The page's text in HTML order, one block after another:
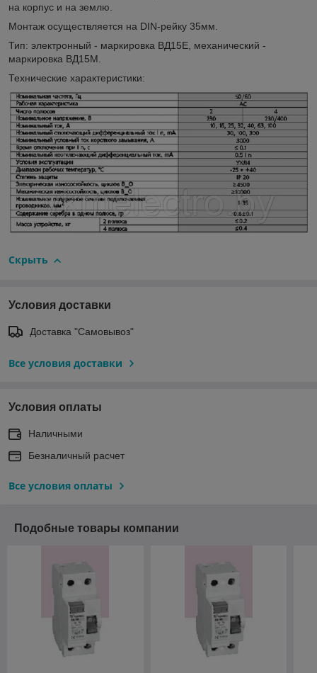
на корпус и на землю.
Монтаж осуществляется на DIN-рейку 35мм.
Тип: электронный - маркировка ВД15Е, механический -
маркировка ВД15М.
Технические характеристики:
Скрыть
Условия доставки
Доставка "Самовывоз"
Все условия доставки
Условия оплаты
Наличными
Безналичный расчет
Все условия оплаты
Подобные товары компании